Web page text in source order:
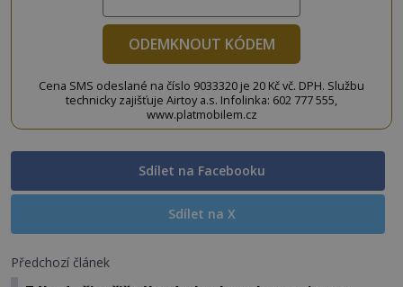
ODEMKNOUT KÓDEM
Cena SMS odeslané na číslo 9033320 je 20 Kč vč. DPH. Službu
technicky zajišťuje Airtoy a.s. Infolinka: 602 777 555,
www.platmobilem.cz
Sdílet na Facebooku
Sdílet na X
Předchozí článek